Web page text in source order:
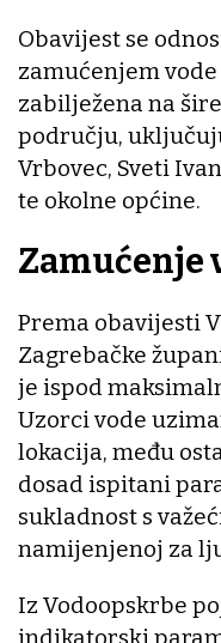
Obavijest se
zamućenjem
zabilježena na
području,
Vrbovec, Sveti
te okolne općine.
Zamućenje
Prema obavijesti
Zagrebačke
je ispod
Uzorci vode
lokacija, među
dosad ispitani
sukladnost s
namijenjenoj za
Iz Vodoopskrbe
indikatorski